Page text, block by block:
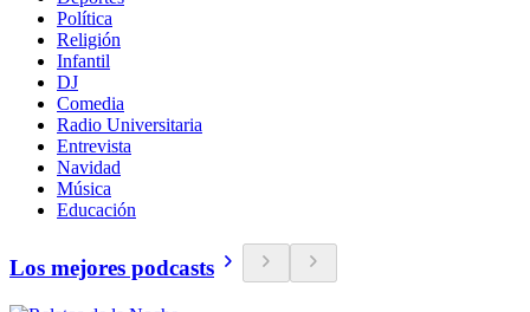
Política
Religión
Infantil
DJ
Comedia
Radio Universitaria
Entrevista
Navidad
Música
Educación
Los mejores podcasts